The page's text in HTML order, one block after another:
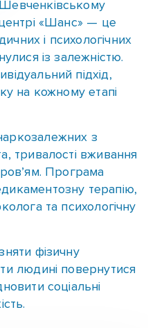
з
тривалості вживання
Програма
терапію,
та психологічну
фізичну
людині повернутися
соціальні